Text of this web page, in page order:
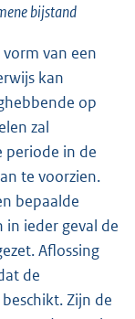
bijstand
van een
kan
op
zal
periode in de
te voorzien.
bepaalde
ieder geval de
Aflossing
de
Zijn de